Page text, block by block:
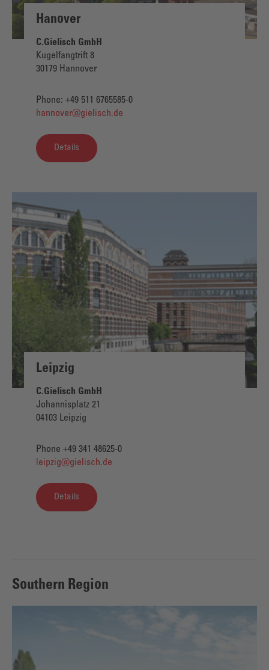
Hanover
C.Gielisch GmbH
Kugelfangtrift 8
30179 Hannover
Phone: +49 511 6765585-0
hannover@gielisch.de
Details
Leipzig
C.Gielisch GmbH
Johannisplatz 21
04103 Leipzig
Phone +49 341 48625-0
leipzig@gielisch.de
Details
Southern Region